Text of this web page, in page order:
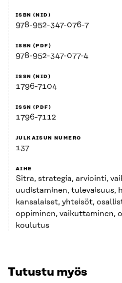
ISBN (NID)
978-952-347-076-7
ISBN (PDF)
978-952-347-077-4
ISSN (NID)
1796-7104
ISSN (PDF)
1796-7112
JULKAISUN NUMERO
137
AIHE
Sitra, strategia, arviointi,
uudistaminen, tulevaisuus,
kansalaiset, yhteisöt,
oppiminen, vaikuttaminen,
koulutus
Tutustu myös